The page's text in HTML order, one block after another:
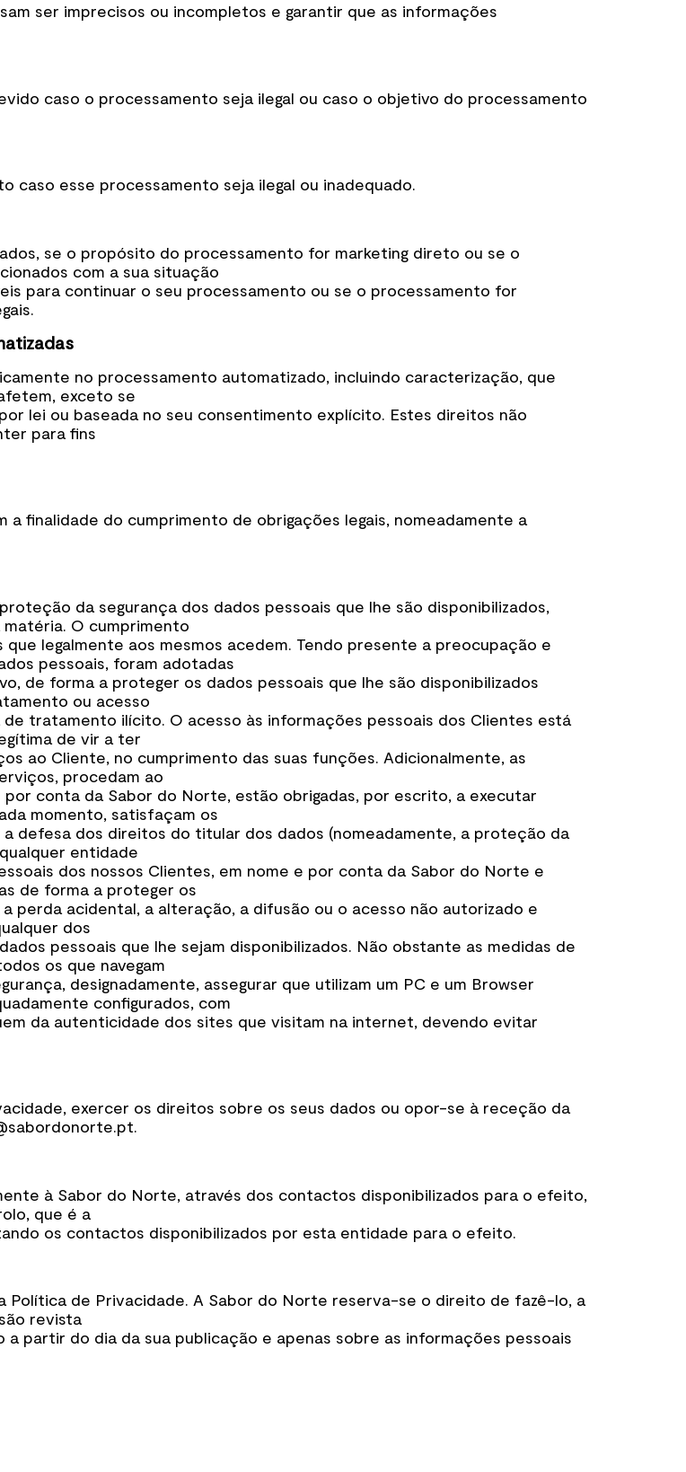
ser imprecisos ou incompletos e garantir que as informações
caso o processamento seja ilegal ou caso o objetivo do processamento
caso esse processamento seja ilegal ou inadequado.
se o propósito do processamento for marketing direto ou se o
com a sua situação
para continuar o seu processamento ou se o processamento for
no processamento automatizado, incluindo caracterização, que
exceto se
lei ou baseada no seu consentimento explícito. Estes direitos não
para fins
finalidade do cumprimento de obrigações legais, nomeadamente a
da segurança dos dados pessoais que lhe são disponibilizados,
O cumprimento
legalmente aos mesmos acedem. Tendo presente a preocupação e
pessoais, foram adotadas
de forma a proteger os dados pessoais que lhe são disponibilizados
ou acesso
tratamento ilícito. O acesso às informações pessoais dos Clientes está
de vir a ter
ao Cliente, no cumprimento das suas funções. Adicionalmente, as
procedam ao
conta da Sabor do Norte, estão obrigadas, por escrito, a executar
momento, satisfaçam os
defesa dos direitos do titular dos dados (nomeadamente, a proteção da
entidade
dos nossos Clientes, em nome e por conta da Sabor do Norte e
de forma a proteger os
perda acidental, a alteração, a difusão ou o acesso não autorizado e
dos
pessoais que lhe sejam disponibilizados. Não obstante as medidas de
os que navegam
designadamente, assegurar que utilizam um PC e um Browser
configurados, com
da autenticidade dos sites que visitam na internet, devendo evitar
exercer os direitos sobre os seus dados ou opor-se à receção da
à Sabor do Norte, através dos contactos disponibilizados para o efeito,
que é a
os contactos disponibilizados por esta entidade para o efeito.
de Privacidade. A Sabor do Norte reserva-se o direito de fazê-lo, a
revista
partir do dia da sua publicação e apenas sobre as informações pessoais